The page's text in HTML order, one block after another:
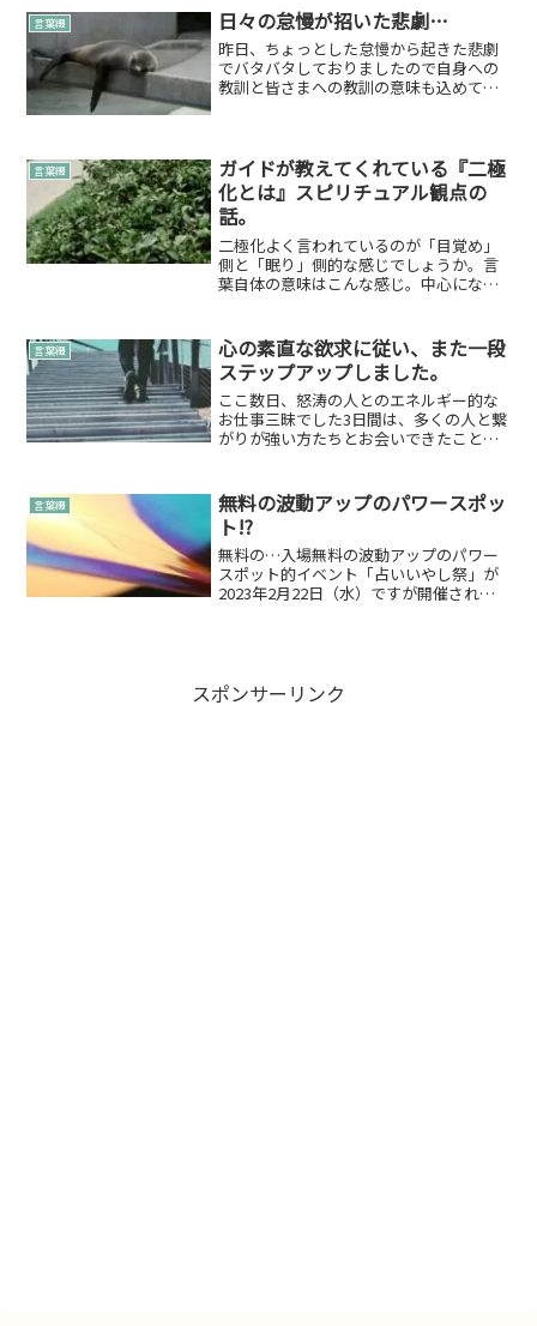
♪脳コア的ヒーリングチャンネル →サ
トカツさんの...
言葉綴 日々の怠慢が招いた悲劇…
昨日、ちょっとした怠慢から起きた悲劇
でバタバタしておりましたので自身への
教訓と皆さまへの教訓の意味も込めて綴
れなくなった」とホームペ...
言葉綴
ガイドが教えてくれている『二極
化とは』スピリチュアル観点の
話。
二極化よく言われているのが「目覚め」
側と「眠り」側的な感じでしょうか。言
葉自体の意味はこんな感じ。中心になる
トされてきているように感じています。
かくゆう縁ぱす 雄介自身...
言葉綴
心の素直な欲求に従い、また一段
ステップアップしました。
ここ数日、怒涛の人とのエネルギー的な
お仕事三昧でした3日間は、多くの人と繋
がりが強い方たちとお会いできたことで
占いいやし祭次日→縁ぱすなチャンネル
用動画撮影3日間は新し...
言葉綴
無料の波動アップのパワースポッ
ト!?
無料の…入場無料の波動アップのパワー
スポット的イベント「占いいやし祭」が
2023年2月22日（水）ですが開催されま
スポンサーリンク